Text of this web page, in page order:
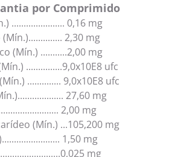
por Comprimido
...................... 0,16 mg
2,30 mg
(Mín.) ...........2,00 mg
...............9,0x10E8 ufc
.............. 9,0x10E8 ufc
27,60 mg
2,00 mg
(Mín.) ...105,200 mg
1,50 mg
mg